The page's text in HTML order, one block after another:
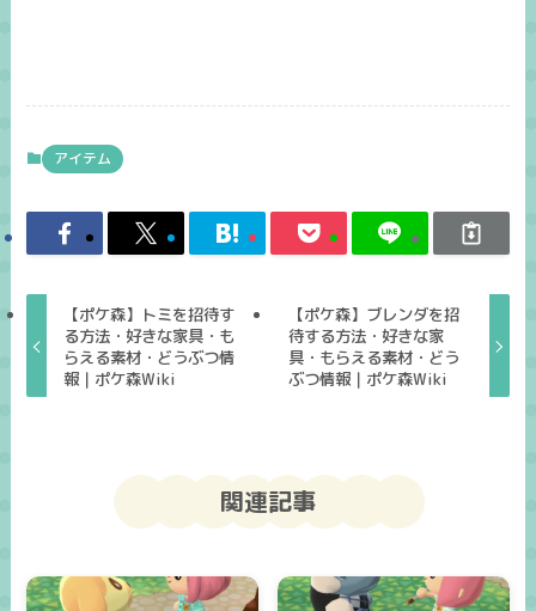
アイテム
【ポケ森】トミを招待す
る方法・好きな家具・も
らえる素材・どうぶつ情
報｜ポケ森Wiki
【ポケ森】ブレンダを招
待する方法・好きな家
具・もらえる素材・どう
ぶつ情報｜ポケ森Wiki
関連記事